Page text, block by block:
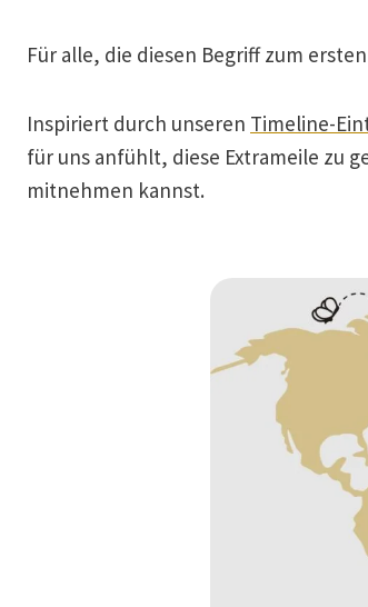
Für alle, die diesen Begriff zum
Inspiriert durch unseren Timeline-
für uns anfühlt, diese Extrameile zu
mitnehmen kannst.